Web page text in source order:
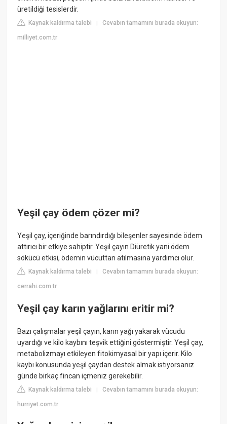
üretildiği tesislerdir.
Kaynak kaldırma talebi |Cevabın tamamını burada okuyun:
milliyet.com.tr
Yeşil çay ödem çözer mi?
Yeşil çay, içeriğinde barındırdığı bileşenler sayesinde ödem
attırıcı bir etkiye sahiptir. Yeşil çayın Diüretik yani ödem
sökücü etkisi, ödemin vücuttan atılmasına yardımcı olur.
Kaynak kaldırma talebi |Cevabın tamamını burada okuyun:
cerrahi.com.tr
Yeşil çay karın yağlarını eritir mi?
Bazı çalışmalar yeşil çayın, karın yağı yakarak vücudu
uyardığı ve kilo kaybını teşvik ettiğini göstermiştir. Yeşil çay,
metabolizmayı etkileyen fitokimyasal bir yapı içerir. Kilo
kaybı konusunda yeşil çaydan destek almak istiyorsanız
günde birkaç fincan içmeniz gerekebilir.
Kaynak kaldırma talebi |Cevabın tamamını burada okuyun:
hurriyet.com.tr